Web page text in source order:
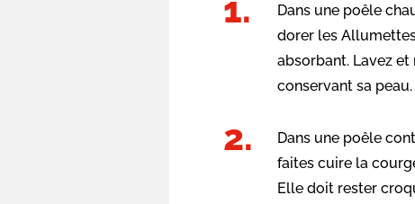
Dans une poêle
dorer les
absorbant. Lavez
conservant sa peau.
Dans une poêle
faites cuire la
Elle doit rester